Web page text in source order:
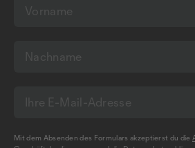
Mit dem Absenden des Formulars akzeptierst du die